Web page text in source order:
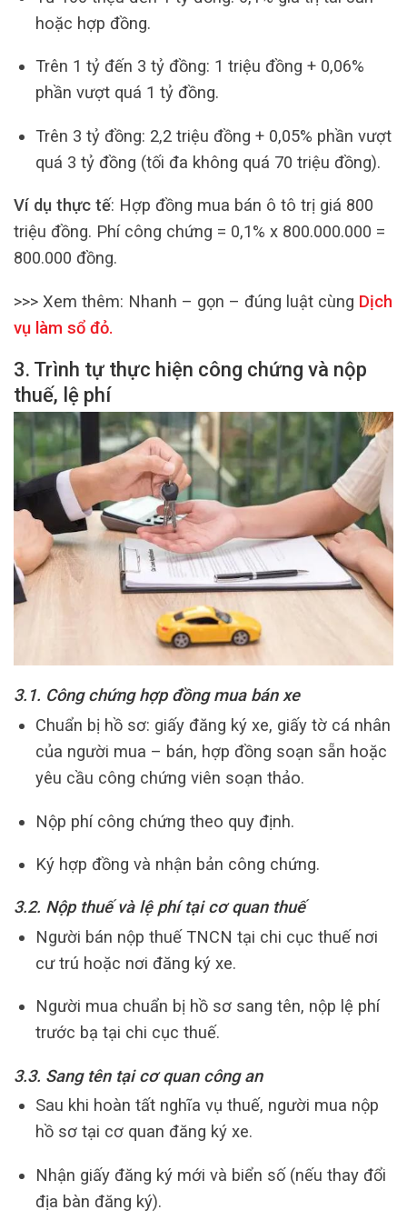
hoặc hợp đồng.
Trên 1 tỷ đến 3 tỷ đồng: 1 triệu đồng + 0,06%
phần vượt quá 1 tỷ đồng.
Trên 3 tỷ đồng: 2,2 triệu đồng + 0,05% phần vượt
quá 3 tỷ đồng (tối đa không quá 70 triệu đồng).
Ví dụ thực tế: Hợp đồng mua bán ô tô trị giá 800
triệu đồng. Phí công chứng = 0,1% x 800.000.000 =
800.000 đồng.
>>> Xem thêm: Nhanh – gọn – đúng luật cùng Dịch
vụ làm sổ đỏ.
3. Trình tự thực hiện công chứng và nộp
thuế, lệ phí
3.1. Công chứng hợp đồng mua bán xe
Chuẩn bị hồ sơ: giấy đăng ký xe, giấy tờ cá nhân
của người mua – bán, hợp đồng soạn sẵn hoặc
yêu cầu công chứng viên soạn thảo.
Nộp phí công chứng theo quy định.
Ký hợp đồng và nhận bản công chứng.
3.2. Nộp thuế và lệ phí tại cơ quan thuế
Người bán nộp thuế TNCN tại chi cục thuế nơi
cư trú hoặc nơi đăng ký xe.
Người mua chuẩn bị hồ sơ sang tên, nộp lệ phí
trước bạ tại chi cục thuế.
3.3. Sang tên tại cơ quan công an
Sau khi hoàn tất nghĩa vụ thuế, người mua nộp
hồ sơ tại cơ quan đăng ký xe.
Nhận giấy đăng ký mới và biển số (nếu thay đổi
địa bàn đăng ký).